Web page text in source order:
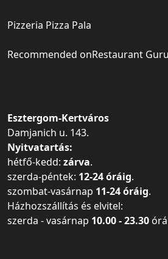
Pizzeria Pizza Pala
Recommended onRestaurant
Esztergom-Kertváros
Damjanich u. 143.
Nyitvatartás:
hétfő-kedd: zárva.
szerda-péntek: 12-24 óráig.
szombat-vasárnap 11-24 óráig.
Házhozszállítás és elvitel:
szerda - vasárnap 10.00 - 23.30